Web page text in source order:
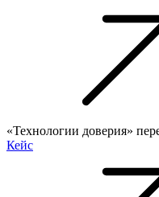
«Технологии доверия»
Кейс